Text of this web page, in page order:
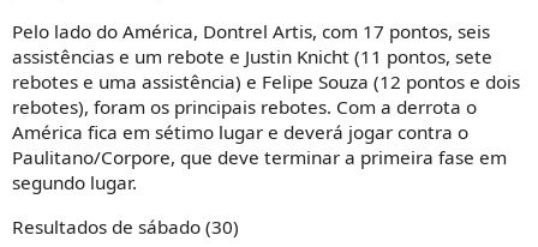
Pelo lado do América, Dontrel Artis, com 17 pontos, seis
assistências e um rebote e Justin Knicht (11 pontos, sete
rebotes e uma assistência) e Felipe Souza (12 pontos e dois
rebotes), foram os principais rebotes. Com a derrota o
América fica em sétimo lugar e deverá jogar contra o
Paulitano/Corpore, que deve terminar a primeira fase em
segundo lugar.
Resultados de sábado (30)